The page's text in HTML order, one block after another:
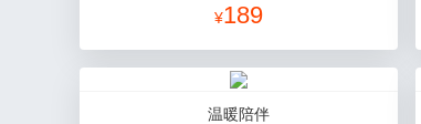
¥189
温暖陪伴